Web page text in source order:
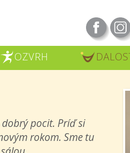
OZVRH
pocit. Príď si
rokom. Sme tu